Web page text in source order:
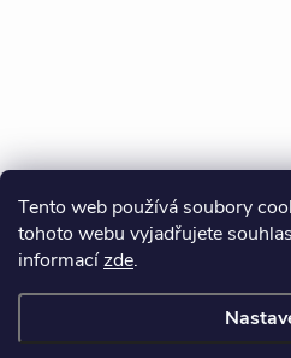
Tento web používá soubory
tohoto webu vyjadřujete
informacízde.
Sledovat na